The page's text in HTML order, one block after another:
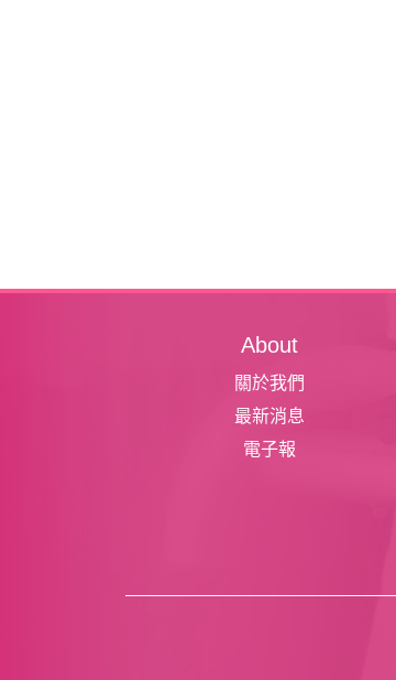
About
關於我們
最新消息
電子報